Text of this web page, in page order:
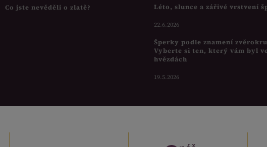
Co jste nevěděli o zlatě? Léto, slunce a zářivé vrstvení
22.6.2026
Šperky podle znamení
Vyberte si ten, který vám byl
hvězdách
19.5.2026